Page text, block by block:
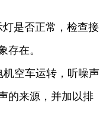
是否正常，检查接
存在。
空车运转，听噪声
的来源，并加以排